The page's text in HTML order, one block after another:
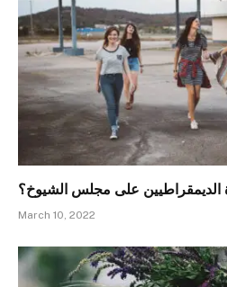
الديمقراطيين على مجلس الشيوخ؟
March 10, 2022